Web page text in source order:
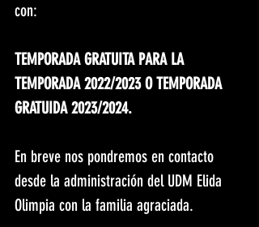
con:
TEMPORADA GRATUITA PARA LA
TEMPORADA 2022/2023 O TEMPORADA
GRATUIDA 2023/2024.
En breve nos pondremos en contacto
desde la administración del UDM Elida
Olimpia con la familia agraciada.